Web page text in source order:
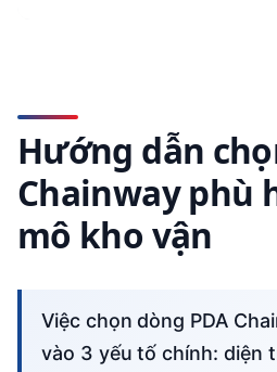
Hướng dẫn
Chainway phù
mô kho vận
Việc chọn dòng PDA Chainway phụ thuộc
vào 3 yếu tố chính: diện